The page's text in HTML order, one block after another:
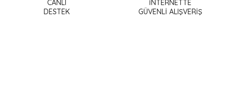
Ürün bilgilerinde hatalar bulunuyor.
CANLI
DESTEK
İNTERNETTE
GÜVENLİ ALIŞVERİŞ